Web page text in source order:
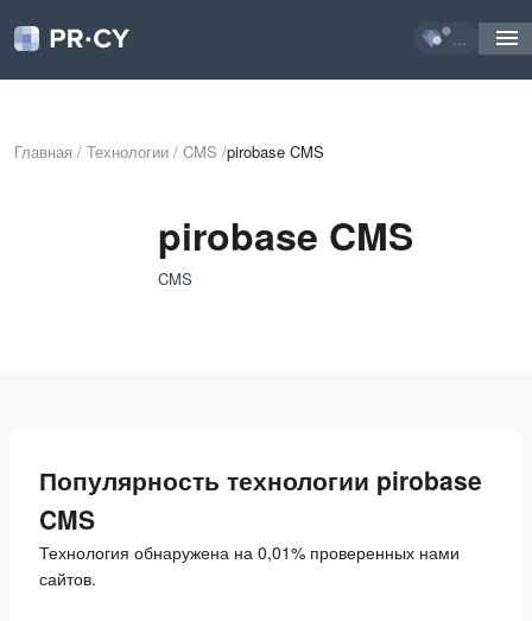
...
Главная / Технологии / CMS /pirobase CMS
pirobase CMS
CMS
Популярность технологии pirobase
CMS
Технология обнаружена на 0,01% проверенных нами
сайтов.